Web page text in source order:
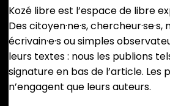
Kozé libre est l’espace de libre
Des citoyen·ne·s, chercheur·se·s,
écrivain·e·s ou simples
leurs textes : nous les publions
signature en bas de l’article. Les
n’engagent que leurs auteurs.